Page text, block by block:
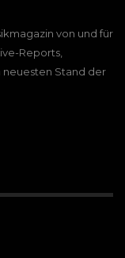
von und für
Reports,
neuesten Stand der